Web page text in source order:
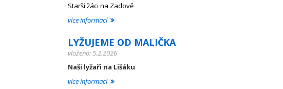
Starší žáci na Zadově
více informací
LYŽUJEME OD MALIČKA
vloženo: 5.2.2026
Naši lyžaři na Lišáku
více informací